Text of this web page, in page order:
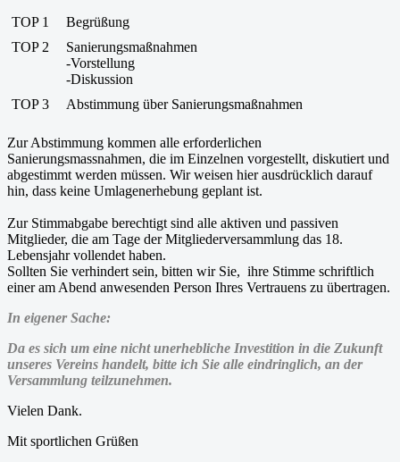
TOP 1
Begrüßung
TOP 2
Sanierungsmaßnahmen
-Vorstellung
-Diskussion
TOP 3
Abstimmung über Sanierungsmaßnahmen
Zur Abstimmung kommen alle erforderlichen
Sanierungsmassnahmen, die im Einzelnen vorgestellt, diskutiert und
abgestimmt werden müssen. Wir weisen hier ausdrücklich darauf
hin, dass keine Umlagenerhebung geplant ist.
Zur Stimmabgabe berechtigt sind alle aktiven und passiven
Mitglieder, die am Tage der Mitgliederversammlung das 18.
Lebensjahr vollendet haben.
Sollten Sie verhindert sein, bitten wir Sie, ihre Stimme schriftlich
einer am Abend anwesenden Person Ihres Vertrauens zu übertragen.
In eigener Sache:
Da es sich um eine nicht unerhebliche Investition in die Zukunft
unseres Vereins handelt, bitte ich Sie alle eindringlich, an der
Versammlung teilzunehmen.
Vielen Dank.
Mit sportlichen Grüßen